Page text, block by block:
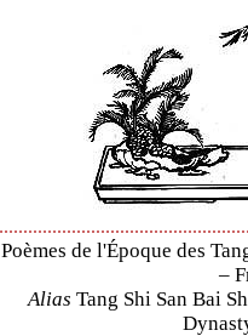
Poèmes de l'Époque des
–
Alias Tang Shi San Bai